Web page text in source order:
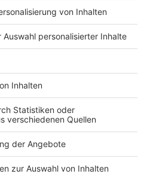
Rück- und Vorsicht auf
Arbeitsaufkommens
ist von weiteren
Meldung heimgekehrt